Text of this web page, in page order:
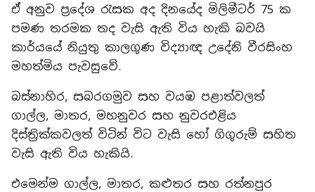
ඒ අනුව ප්‍රදේශ රැසක අද දිනයේද මිලිමීටර් 75 ක
පමණ තරමක තද වැසි ඇති විය හැකි බවයි
කාර්යයේ නියුතු කාලගුණ විද්‍යාඥ උදේනි වීරසිංහ
මහත්මිය පැවසුවේ.
බස්නාහිර, සබරගමුව සහ වයඹ පළාත්වලත්
ගාල්ල, මාතර, මහනුවර සහ නුවරඑළිය
දිස්ත්‍රික්කවලත් විටින් විට වැසි හෝ ගිගුරුම් සහිත
වැසි ඇති විය හැකියි.
එමෙන්ම ගාල්ල, මාතර, කළුතර සහ රත්නපුර